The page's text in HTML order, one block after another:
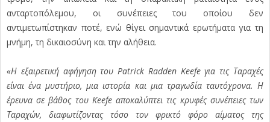
ανταρτοπόλεμου, οι συνέπειες του οποίου δεν
αντιμετωπίστηκαν ποτέ, ενώ θίγει σημαντικά ερωτήματα για τη
μνήμη, τη δικαιοσύνη και την αλήθεια.
«Η εξαιρετική αφήγηση του Patrick Radden Keefe για τις Ταραχές
είναι ένα μυστήριο, μια ιστορία και μια τραγωδία ταυτόχρονα. Η
έρευνα σε βάθος του Keefe αποκαλύπτει τις κρυφές συνέπειες των
Ταραχών, διαφωτίζοντας τόσο τον φρικτό φόρο αίματος της